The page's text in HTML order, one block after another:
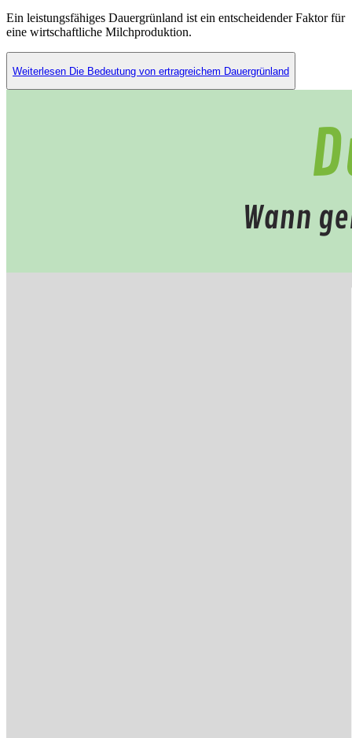
Ein leistungsfähiges Dauergrünland ist ein entscheidender Faktor für
eine wirtschaftliche Milchproduktion.
Weiterlesen Die Bedeutung von ertragreichem Dauergrünland